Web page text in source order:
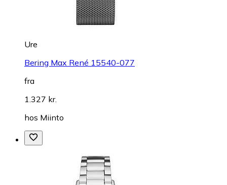
Ure
Bering Max René 15540-077
fra
1.327 kr.
hos Miinto